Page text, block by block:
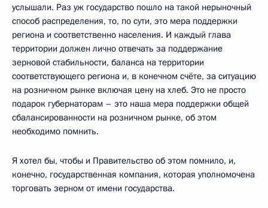
услышали. Раз уж государство пошло на такой нерыночный
способ распределения, то, по сути, это мера поддержки
региона и соответственно населения. И каждый глава
территории должен лично отвечать за поддержание
зерновой стабильности, баланса на территории
соответствующего региона и, в конечном счёте, за ситуацию
на розничном рынке включая цену на хлеб. Это не просто
подарок губернаторам – это наша мера поддержки общей
сбалансированности на розничном рынке, об этом
необходимо помнить.
Я хотел бы, чтобы и Правительство об этом помнило, и,
конечно, государственная компания, которая уполномочена
торговать зерном от имени государства.